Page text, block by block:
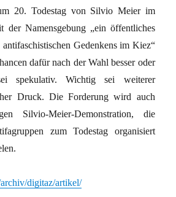
20. Todestag von Silvio Meier im
der Namensgebung „ein öffentliches
Gedenkens im Kiez“
dafür nach der Wahl besser oder
spekulativ. Wichtig sei weiterer
Druck. Die Forderung wird auch
Silvio-Meier-Demonstration, die
zum Todestag organisiert
digitaz/artikel/